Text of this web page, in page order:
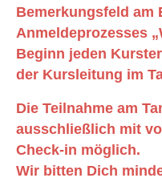
Bemerkungsfeld am
Anmeldeprozesses
Beginn jeden
der Kursleitung im
Die Teilnahme am
ausschließlich mit
Check-in möglich.
Wir bitten Dich